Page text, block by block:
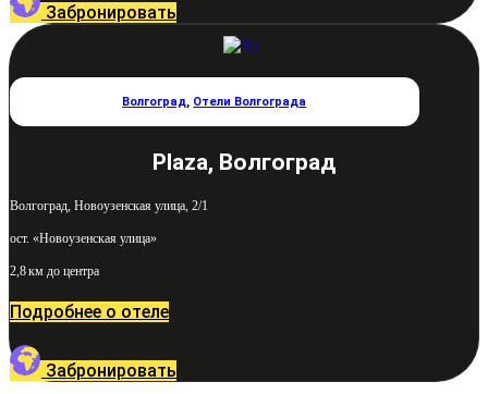
Забронировать
Волгоград, Отели Волгограда
Plaza, Волгоград
Волгоград, Новоузенская улица, 2/1
ост. «Новоузенская улица»
2,8 км до центра
Подробнее о отеле
Забронировать